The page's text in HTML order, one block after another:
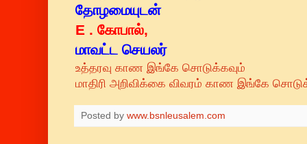
தோழமையுடன்
E . கோபால்,
மாவட்ட செயலர்
உத்தரவு காண இங்கே சொடுக்கவும்
மாதிரி அறிவிக்கை விவரம் காண இங்கே
Posted by www.bsnleusalem.com